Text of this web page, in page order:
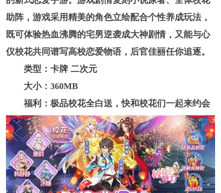
助阵，游戏采用精美的角色立绘配合个性养成玩法，
既可体验热血沸腾的宅男逆袭成大神剧情，又能与心
仪校花共同谱写高校恋爱物语，后官佳丽任你追逐。
类型：卡牌 二次元
大小：360MB
福利：极品校花全白送，快和校花们一起来约会